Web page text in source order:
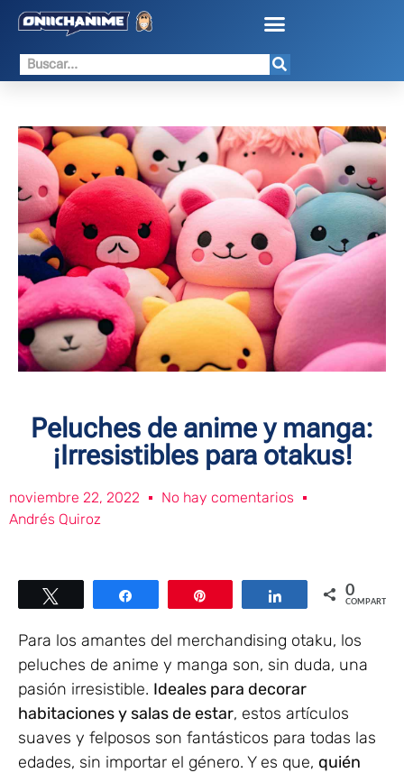
Peluches de anime y manga:
¡Irresistibles para otakus!
noviembre 22, 2022
No hay comentarios
Andrés Quiroz
Compartir Compartir0
COMPARTIR
Para los amantes del merchandising otaku, los
peluches de anime y manga son, sin duda, una
pasión irresistible. Ideales para decorar
habitaciones y salas de estar, estos artículos
suaves y felposos son fantásticos para todas las
edades, sin importar el género. Y es que, quién